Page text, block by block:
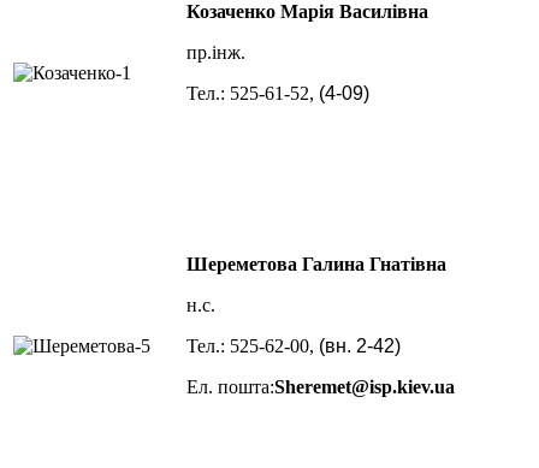
Козаченко Марія Василівна
пр.інж.
Тел.: 525-61-52, (4-09)
Шереметова Галина Гнатівна
н.с.
Тел.: 525-62-00, (вн. 2-42)
Ел. пошта:Sheremet@isp.kiev.ua